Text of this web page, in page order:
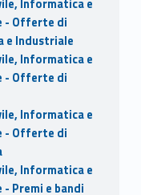
Informatica e
- Offerte di
e Industriale
Informatica e
- Offerte di
Informatica e
- Offerte di
Informatica e
Premi e bandi